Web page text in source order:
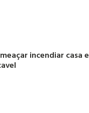
incendiar casa e